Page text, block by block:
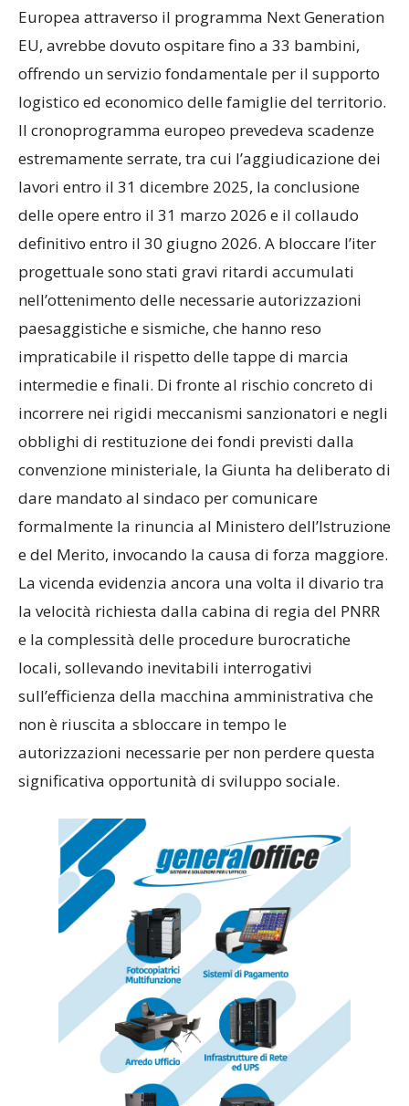
Europea attraverso il programma Next Generation
EU, avrebbe dovuto ospitare fino a 33 bambini,
offrendo un servizio fondamentale per il supporto
logistico ed economico delle famiglie del territorio.
Il cronoprogramma europeo prevedeva scadenze
estremamente serrate, tra cui l’aggiudicazione dei
lavori entro il 31 dicembre 2025, la conclusione
delle opere entro il 31 marzo 2026 e il collaudo
definitivo entro il 30 giugno 2026. A bloccare l’iter
progettuale sono stati gravi ritardi accumulati
nell’ottenimento delle necessarie autorizzazioni
paesaggistiche e sismiche, che hanno reso
impraticabile il rispetto delle tappe di marcia
intermedie e finali. Di fronte al rischio concreto di
incorrere nei rigidi meccanismi sanzionatori e negli
obblighi di restituzione dei fondi previsti dalla
convenzione ministeriale, la Giunta ha deliberato di
dare mandato al sindaco per comunicare
formalmente la rinuncia al Ministero dell’Istruzione
e del Merito, invocando la causa di forza maggiore.
La vicenda evidenzia ancora una volta il divario tra
la velocità richiesta dalla cabina di regia del PNRR
e la complessità delle procedure burocratiche
locali, sollevando inevitabili interrogativi
sull’efficienza della macchina amministrativa che
non è riuscita a sbloccare in tempo le
autorizzazioni necessarie per non perdere questa
significativa opportunità di sviluppo sociale.